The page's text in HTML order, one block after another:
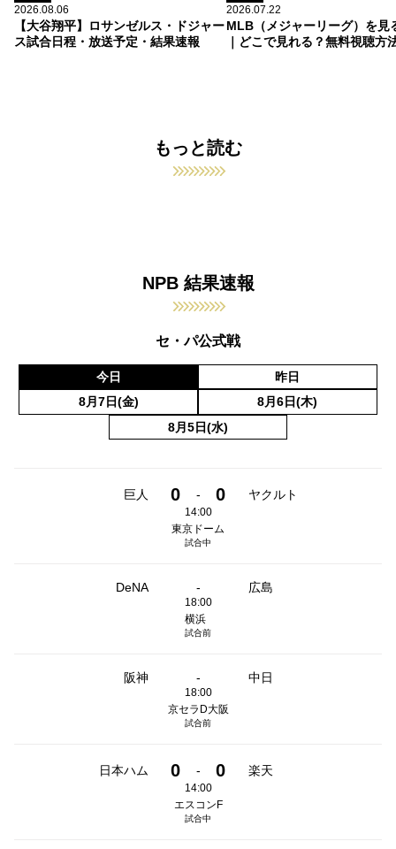
2026.08.06
【大谷翔平】ロサンゼルス・ドジャー
ス試合日程・放送予定・結果速報
2026.07.22
MLB（メジャーリーグ）を見
｜どこで見れる？無料視聴方
もっと読む
NPB 結果速報
セ・パ公式戦
今日
昨日
8月7日(金)
8月6日(木)
8月5日(水)
巨人 0 - 0 ヤクルト
14:00
東京ドーム
試合中
DeNA - 広島
18:00
横浜
試合前
阪神 - 中日
18:00
京セラD大阪
試合前
日本ハム 0 - 0 楽天
14:00
エスコンF
試合中